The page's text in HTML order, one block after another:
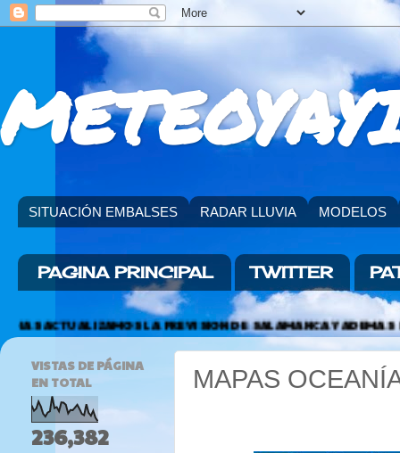
SITUACIÓN EMBALSES RADAR LLUVIA MODELOS
PAGINA PRINCIPAL TWITTER
LA PREVISION DE SALAMANCA Y ADEMAS PODEIS VER
MAPAS
VISTAS DE PÁGINA
EN TOTAL
236,382